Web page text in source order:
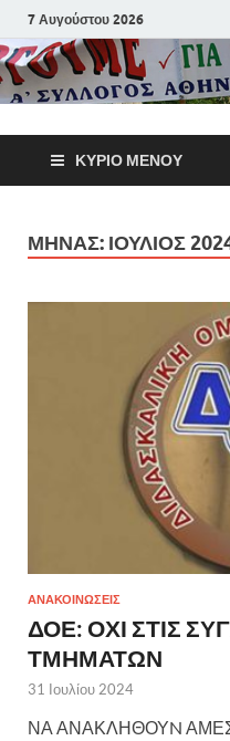
7 Αυγούστου 2026
ΚΎΡΙΟ ΜΕΝΟΎ
ΜΉΝΑΣ: ΙΟΎΛΙΟΣ
ΑΝΑΚΟΙΝΩΣΕΙΣ
ΔΟΕ: ΟΧΙ ΣΤΙΣ
ΤΜΗΜΑΤΩΝ
31 Ιουλίου 2024
ΝΑ ΑΝΑΚΛΗΘΟΥN